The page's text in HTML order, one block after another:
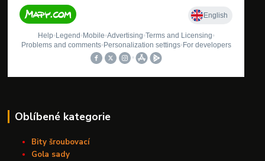
Oblíbené kategorie
Bity šroubovací
Gola sady